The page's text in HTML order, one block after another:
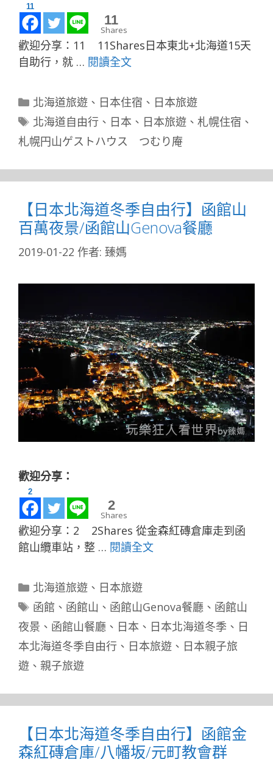
11
0
Shares
歡迎分享：11 11Shares日本東北+北海道15天
自助行，就 … 閱讀全文
分
類
北海道旅遊、 日本住宿 、 日本旅遊
標
籤
北海道自由行、 日本 、 日本旅遊、 札幌住宿 、
札幌円山ゲストハウス つむり庵
【日本北海道冬季自由行】函館山
百萬夜景/函館山Genova餐廳
2019-01-22 作者: 臻媽
歡迎分享：
2
0
Shares
歡迎分享：2 2Shares 從金森紅磚倉庫走到函
館山纜車站，整 … 閱讀全文
分
類
北海道旅遊、 日本旅遊
標
籤
函館 、 函館山 、 函館山Genova餐廳、 函館山
夜景 、 函館山餐廳 、 日本 、 日本北海道冬季 、 日
本北海道冬季自由行 、 日本旅遊 、 日本親子旅
遊 、 親子旅遊
【日本北海道冬季自由行】函館金
森紅磚倉庫/八幡坂/元町教會群